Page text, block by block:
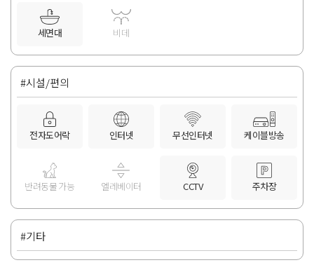
세면대 비데
#시설/편의
전자도어락 인터넷 무선인터넷 케이블방송
반려동물 가능 엘레베이터 CCTV 주차장
#기타